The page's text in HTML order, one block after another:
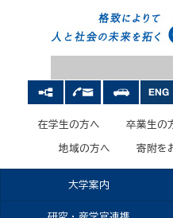
在学生の方へ 卒業生の
地域の方へ 寄附を
大学案内